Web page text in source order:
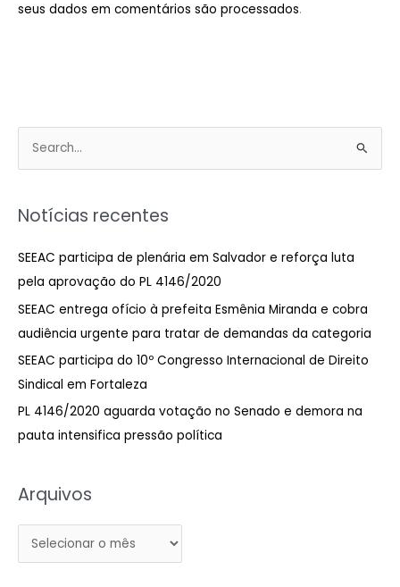
seus dados em comentários são processados.
e
q
p
o
r
:
Notícias recentes
SEEAC participa de plenária em Salvador e reforça luta
pela aprovação do PL 4146/2020
SEEAC entrega ofício à prefeita Esmênia Miranda e cobra
audiência urgente para tratar de demandas da categoria
SEEAC participa do 10º Congresso Internacional de Direito
Sindical em Fortaleza
PL 4146/2020 aguarda votação no Senado e demora na
pauta intensifica pressão política
Arquivos